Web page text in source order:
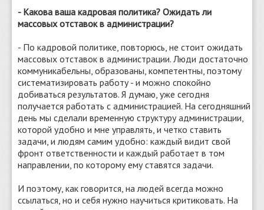
- Какова ваша кадровая политика? Ожидать ли
массовых отставок в администрации?
- По кадровой политике, повторюсь, не стоит ожидать
массовых отставок в администрации. Люди достаточно
коммуникабельны, образованы, компетентны, поэтому
систематизировать работу - и можно спокойно
добиваться результатов. Я думаю, уже сегодня
получается работать с администрацией. На сегодняшний
день мы сделали временную структуру администрации,
которой удобно и мне управлять, и четко ставить
задачи, и людям самим удобно: каждый видит свой
фронт ответственности и каждый работает в том
направлении, по которому ему ставятся задачи.
И поэтому, как говорится, на людей всегда можно
ссылаться, но и себя нужно научиться критиковать. На